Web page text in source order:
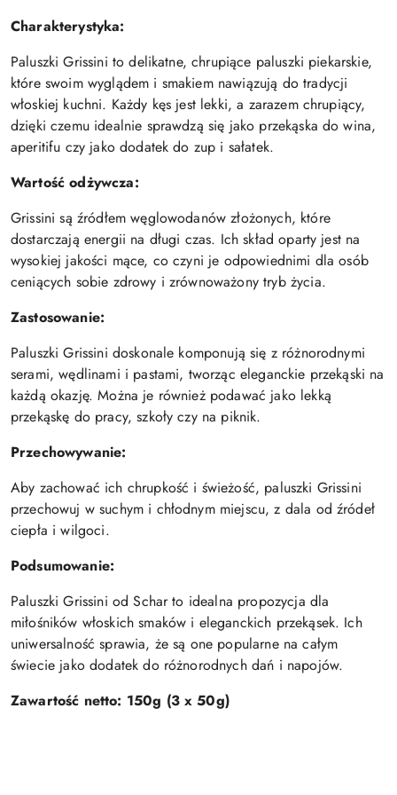
Charakterystyka:
Paluszki Grissini to delikatne, chrupiące paluszki piekarskie,
które swoim wyglądem i smakiem nawiązują do tradycji
włoskiej kuchni. Każdy kęs jest lekki, a zarazem chrupiący,
dzięki czemu idealnie sprawdzą się jako przekąska do wina,
aperitifu czy jako dodatek do zup i sałatek.
Wartość odżywcza:
Grissini są źródłem węglowodanów złożonych, które
dostarczają energii na długi czas. Ich skład oparty jest na
wysokiej jakości mące, co czyni je odpowiednimi dla osób
ceniących sobie zdrowy i zrównoważony tryb życia.
Zastosowanie:
Paluszki Grissini doskonale komponują się z różnorodnymi
serami, wędlinami i pastami, tworząc eleganckie przekąski na
każdą okazję. Można je również podawać jako lekką
przekąskę do pracy, szkoły czy na piknik.
Przechowywanie:
Aby zachować ich chrupkość i świeżość, paluszki Grissini
przechowuj w suchym i chłodnym miejscu, z dala od źródeł
ciepła i wilgoci.
Podsumowanie:
Paluszki Grissini od Schar to idealna propozycja dla
miłośników włoskich smaków i eleganckich przekąsek. Ich
uniwersalność sprawia, że są one popularne na całym
świecie jako dodatek do różnorodnych dań i napojów.
Zawartość netto: 150g (3 x 50g)